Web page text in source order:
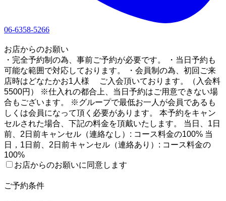
06-6358-5266
お店からのお願い
・完全予約制の為、事前ご予約が必要です。 ・当日予約も
可能な範囲で対応しております。 ・会員制の為、初回ご来
店時はどなたかお1人様 ご入会頂いております。（入会料
5500円） ※仕入れの都合上、当日予約はご用意できない場
合もございます。 ※グループで最低お一人が会員であるも
しくは会員になって頂く必要があります。 本予約をキャン
セルされた場合、下記の料金を頂戴いたします。 当日、1日
前、2日前キャンセル（連絡なし）: コース料金の100% 当
日，1日前、2日前キャンセル（連絡あり）: コース料金の
100%
お店からのお願いに同意します
ご予約条件